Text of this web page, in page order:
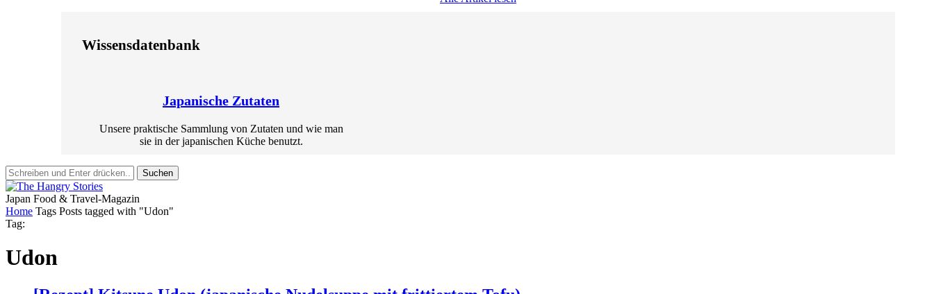
Wissensdatenbank
Japanische Zutaten
Unsere praktische Sammlung von Zutaten und wie man
sie in der japanischen Küche benutzt.
Suchen
Japan Food & Travel-Magazin
Home Tags Posts tagged with "Udon"
Tag:
Udon